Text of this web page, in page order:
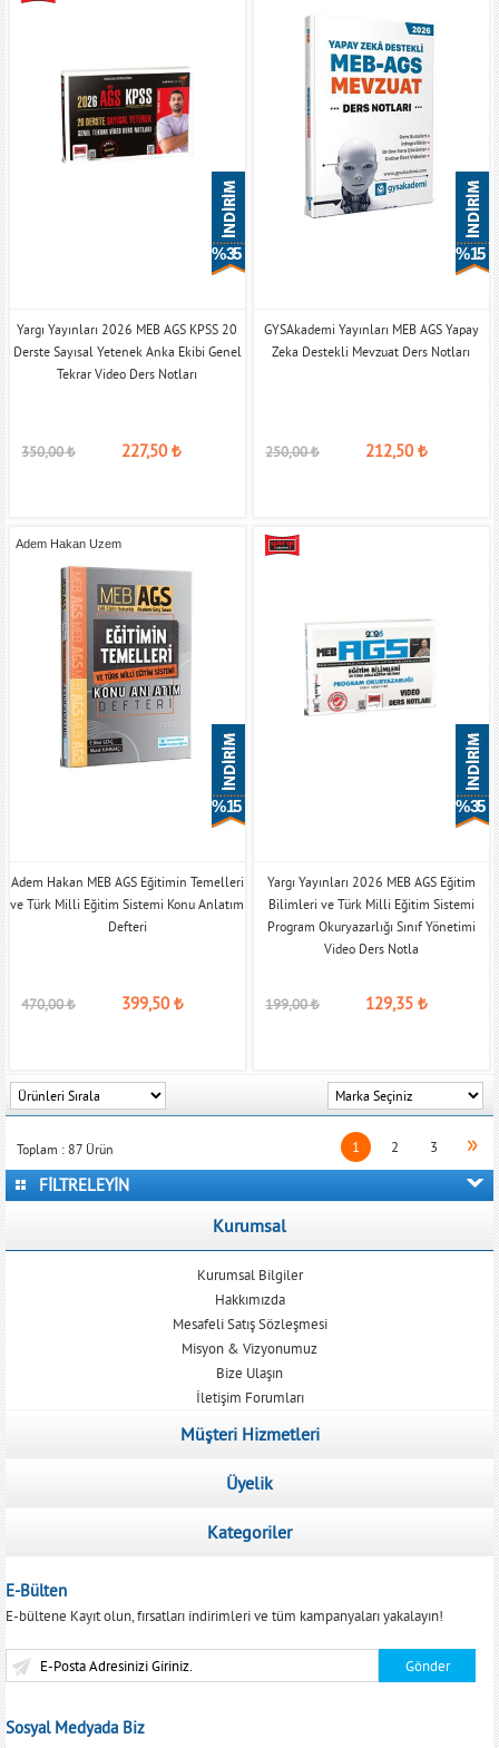
% 35
Yargı Yayınları 2026 MEB AGS KPSS 20
Derste Sayısal Yetenek Anka Ekibi Genel
Tekrar Video Ders Notları
350,00₺ 227,50₺
% 15
GYSAkademi Yayınları MEB AGS Yapay
Zeka Destekli Mevzuat Ders Notları
250,00₺ 212,50₺
Adem Hakan Uzem
% 15
Adem Hakan MEB AGS Eğitimin Temelleri
ve Türk Milli Eğitim Sistemi Konu Anlatım
Defteri
470,00₺ 399,50₺
% 35
Yargı Yayınları 2026 MEB AGS Eğitim
Bilimleri ve Türk Milli Eğitim Sistemi
Program Okuryazarlığı Sınıf Yönetimi
Video Ders Notla
199,00₺ 129,35 ₺
Toplam : 87 Ürün 1 2 3 »
FİLTRELEYİN
Kurumsal
Kurumsal Bilgiler
Hakkımızda
Mesafeli Satış Sözleşmesi
Misyon & Vizyonumuz
Bize Ulaşın
İletişim Forumları
Müşteri Hizmetleri
Üyelik
Kategoriler
E-Bülten
E-bültene Kayıt olun, fırsatları indirimleri ve tüm kampanyaları yakalayın!
Sosyal Medyada Biz